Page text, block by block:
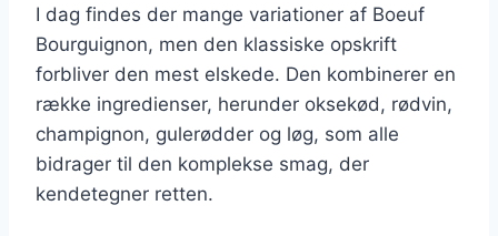
I dag findes der mange variationer af Boeuf
Bourguignon, men den klassiske opskrift
forbliver den mest elskede. Den kombinerer en
række ingredienser, herunder oksekød, rødvin,
champignon, gulerødder og løg, som alle
bidrager til den komplekse smag, der
kendetegner retten.